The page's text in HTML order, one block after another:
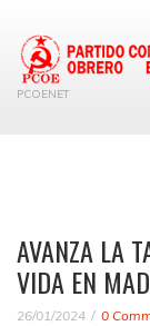
PCOENET
AVANZA LA
VIDA EN
26/01/2024 0